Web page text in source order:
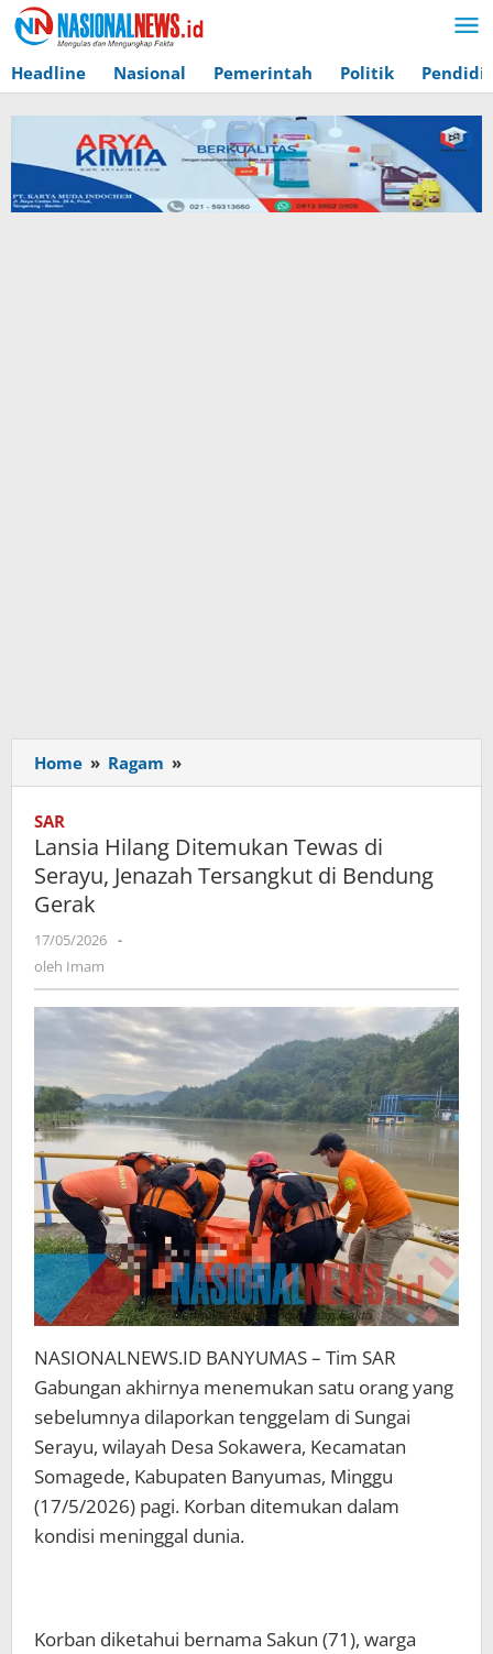
Lewati
ke
konten
Headline Nasional Pemerintah Politik
Home » Ragam »
Hilang
Tewas
di
Serayu,
Gerak
SAR
Lansia Hilang Ditemukan Tewas di
Serayu, Jenazah Tersangkut di Bendung
Gerak
17/05/2026 oleh
-
oleh Imam
NASIONALNEWS.ID BANYUMAS – Tim SAR
Gabungan akhirnya menemukan satu orang yang
sebelumnya dilaporkan tenggelam di Sungai
Serayu, wilayah Desa Sokawera, Kecamatan
Somagede, Kabupaten Banyumas, Minggu
(17/5/2026) pagi. Korban ditemukan dalam
kondisi meninggal dunia.
Korban diketahui bernama Sakun (71), warga